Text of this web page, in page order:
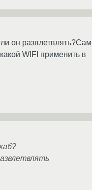
он
WIFI применить в